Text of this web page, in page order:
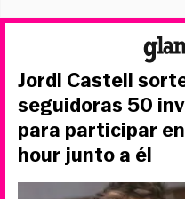
Jordi Castell
seguidoras 50
para participar
hour junto a él